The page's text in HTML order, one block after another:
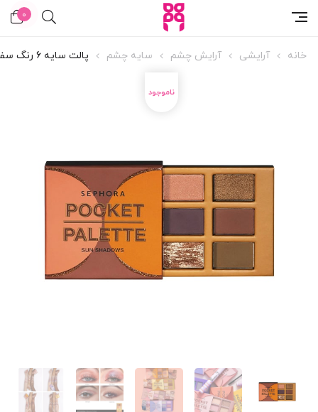
0
خانه آرایشی آرایش چشم سایه چشم پالت سایه 6 رنگ سفورا رنگ Dusk Time